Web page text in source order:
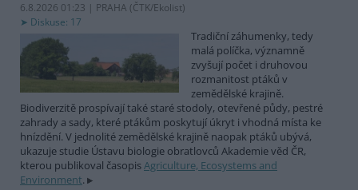
6.8.2026 01:23 | PRAHA (ČTK/Ekolist)
Diskuse: 17
Tradiční záhumenky, tedy
malá políčka, významně
zvyšují počet i druhovou
rozmanitost ptáků v
zemědělské krajině.
Biodiverzitě prospívají také staré stodoly, otevřené půdy, pestré
zahrady a sady, které ptákům poskytují úkryt i vhodná místa ke
hnízdění. V jednolité zemědělské krajině naopak ptáků ubývá,
ukazuje studie Ústavu biologie obratlovců Akademie věd ČR,
kterou publikoval časopisAgriculture, Ecosystems and
Environment.